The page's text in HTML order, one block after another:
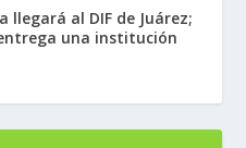
llegará al DIF de Juárez;
una institución